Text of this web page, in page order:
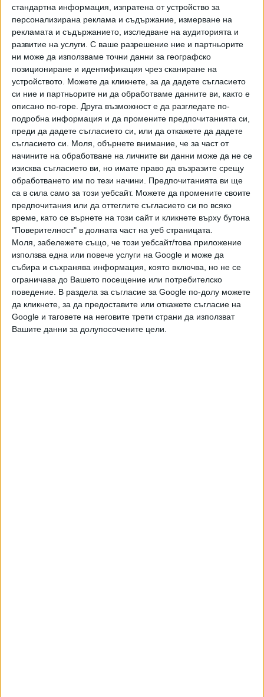
стандартна информация, изпратена от устройство за
персонализирана реклама и съдържание, измерване на
рекламата и съдържанието, изследване на аудиторията и
развитие на услуги. С ваше разрешение ние и партньорите
ни може да използваме точни данни за географско
позициониране и идентификация чрез сканиране на
устройството. Можете да кликнете, за да дадете съгласието
си ние и партньорите ни да обработваме данните ви, както е
описано по-горе. Друга възможност е да разгледате по-
подробна информация и да промените предпочитанията си,
преди да дадете съгласието си, или да откажете да дадете
съгласието си.
Моля, обърнете внимание, че за част от
начините на обработване на личните ви данни може да не се
изисква съгласието ви, но имате право да възразите срещу
обработването им по тези начини. Предпочитанията ви ще
са в сила само за този уебсайт. Можете да промените своите
предпочитания или да оттеглите съгласието си по всяко
време, като се върнете на този сайт и кликнете върху бутона
"Поверителност" в долната част на уеб страницата.
Моля, забележете също, че този уебсайт/това приложение
използва една или повече услуги на Google и може да
събира и съхранява информация, която включва, но не се
ограничава до Вашето посещение или потребителско
поведение. В раздела за съгласие за Google по-долу можете
да кликнете, за да предоставите или откажете съгласие на
Google и таговете на неговите трети страни да използват
Вашите данни за долупосочените цели.
момент заради връзката си с Путин, въпреки
първоначалните възражения от
Виенската филхармония, че Гергиев е артист, а
не политик – отразява бързо засилващото се глобално
неприемане на руската агресия, коментира АП.
Домомента Валерий Гергиев не е коментирал публично
нахлуването в Украйна, но подкрепяше миналите ходове
на Путин срещу Украйна, а и се очакваше появата му в
Карнеги да предизвика протести, съобщава АП. Той е
бил обект на подобни демонстрации по време на
предишни изяви в Ню Йорк, след като в Русия бе приет
закон, забраняващ „прапагандата на нетрадиционните
сексуални отношения“, което се разглеждаше
като потискане на движението за гей права в Русия— и
по-късно отново, след анексирането на Крим.
Ден по-раноМиланският театър "Ла Скала",
където Валерий Гергиев има ангажимент да дирижира
„Дама Пика“, поиска диригентът да призове за мирно
разрешаване на ситуацията в Украйна и предупреди, че в
противен случай ще го отстрани от сцената си.
Последвайте ни и в